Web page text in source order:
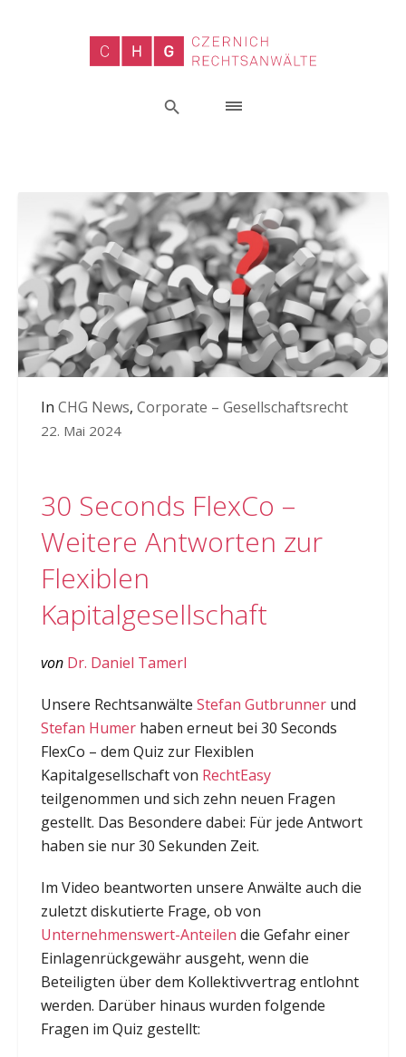
In CHG News, Corporate – Gesellschaftsrecht
22. Mai 2024
30 Seconds FlexCo –
Weitere Antworten zur
Flexiblen
Kapitalgesellschaft
von Dr. Daniel Tamerl
Unsere Rechtsanwälte Stefan Gutbrunnerund
Stefan Humerhaben erneut bei 30 Seconds
FlexCo – dem Quiz zur Flexiblen
Kapitalgesellschaft von RechtEasy
teilgenommen und sich zehn neuen Fragen
gestellt. Das Besondere dabei: Für jede Antwort
haben sie nur 30 Sekunden Zeit.
Im Video beantworten unsere Anwälte auch die
zuletzt diskutierte Frage, ob von
Unternehmenswert-Anteilen die Gefahr einer
Einlagenrückgewähr ausgeht, wenn die
Beteiligten über dem Kollektivvertrag entlohnt
werden. Darüber hinaus wurden folgende
Fragen im Quiz gestellt: